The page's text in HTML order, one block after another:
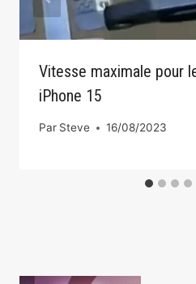
Vitesse maximale pour
iPhone 15
Par Steve 16/08/2023